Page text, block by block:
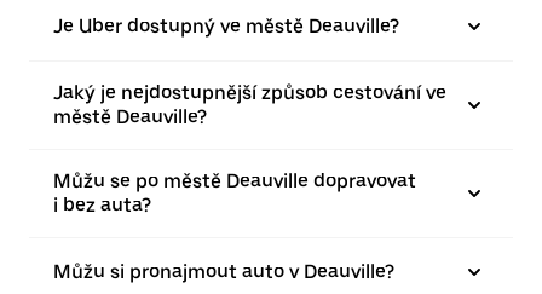
Je Uber dostupný ve městě Deauville?
Jaký je nejdostupnější způsob cestování ve
městě Deauville?
Můžu se po městě Deauville dopravovat
i bez auta?
Můžu si pronajmout auto v Deauville?